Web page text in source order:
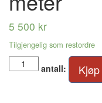
5 500 kr
Tilgjengelig som restordre
antall:
Antall Kjøp